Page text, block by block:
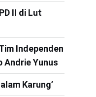
II di Lut
Independen
Andrie Yunus
Karung’